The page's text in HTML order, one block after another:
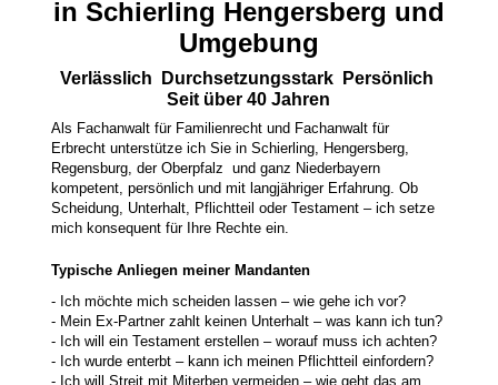
in Schierling Hengersberg und
Umgebung
Verlässlich Durchsetzungsstark Persönlich
Seit über 40 Jahren
Als Fachanwalt für Familienrecht und Fachanwalt für
Erbrecht unterstütze ich Sie in Schierling, Hengersberg,
Regensburg, der Oberpfalz und ganz Niederbayern
kompetent, persönlich und mit langjähriger Erfahrung. Ob
Scheidung, Unterhalt, Pflichtteil oder Testament – ich setze
mich konsequent für Ihre Rechte ein.
Typische Anliegen meiner Mandanten
- Ich möchte mich scheiden lassen – wie gehe ich vor?
- Mein Ex-Partner zahlt keinen Unterhalt – was kann ich tun?
- Ich will ein Testament erstellen – worauf muss ich achten?
- Ich wurde enterbt – kann ich meinen Pflichtteil einfordern?
- Ich will Streit mit Miterben vermeiden – wie geht das am